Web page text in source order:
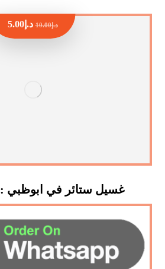
غسيل ستائر في ابوظبي :0501732352
د.إ10.00 د.إ5.00